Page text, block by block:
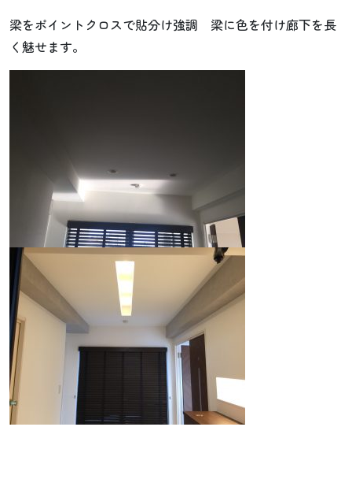
梁をポイントクロスで貼分け強調 梁に色を付け廊下を長
く魅せます。